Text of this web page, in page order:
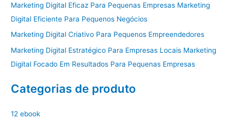
Marketing Digital Eficaz Para Pequenas Empresas Marketing
Digital Eficiente Para Pequenos Negócios
Marketing Digital Criativo Para Pequenos Empreendedores
Marketing Digital Estratégico Para Empresas Locais Marketing
Digital Focado Em Resultados Para Pequenas Empresas
Categorias de produto
12 ebook